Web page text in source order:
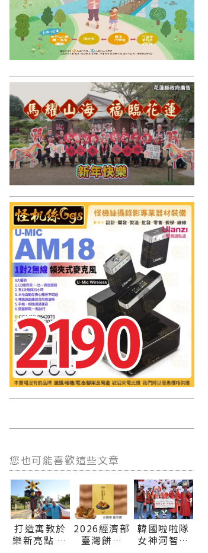
您也可能喜歡這些文章
打造寓教於
樂新亮點 大
2026經濟部
臺灣餅競
韓國啦啦隊
女神河智媛